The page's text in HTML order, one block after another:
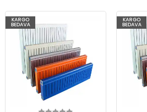
KARGO
BEDAVA
KARGO
BEDAVA